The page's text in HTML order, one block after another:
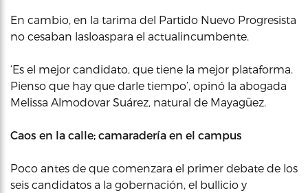
En cambio, en la tarima del Partido Nuevo Progresista
no cesaban lasloaspara el actualincumbente.
‘Es el mejor candidato, que tiene la mejor plataforma.
Pienso que hay que darle tiempo’, opinó la abogada
Melissa Almodovar Suárez, natural de Mayagüez.
Caos en la calle; camaradería en el campus
Poco antes de que comenzara el primer debate de los
seis candidatos a la gobernación, el bullicio y